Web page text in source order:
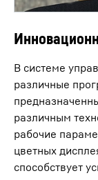
В системе
различные
различным
рабочие
цветных
способствует